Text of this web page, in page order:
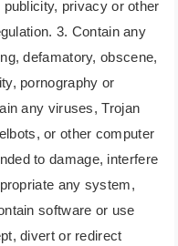
publicity, privacy or other
3. Contain any
defamatory, obscene,
pornography or
any viruses, Trojan
or other computer
to damage, interfere
any system,
software or use
divert or redirect